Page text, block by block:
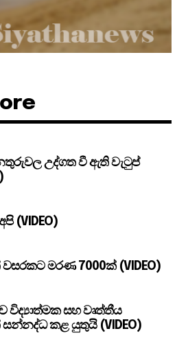
උද්ගත වී ඇති වැටුප්
(VIDEO)
මරණ 7000ක් (VIDEO)
විද්‍යාත්මක සහ වෘත්තීය
කළ යුතුයි (VIDEO)